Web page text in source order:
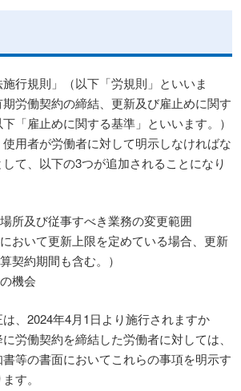
施行規則」（以下「労規則」といいま
労働契約の締結、更新及び雇止めに関す
「雇止めに関する基準」といいます。）
用者が労働者に対して明示しなければな
て、以下の3つが追加されることになり
所及び従事すべき業務の変更範囲
おいて更新上限を定めている場合、更新
契約期間も含む。）
機会
、2024年4月1日より施行されますか
労働契約を締結した労働者に対しては、
等の書面においてこれらの事項を明示す
す。